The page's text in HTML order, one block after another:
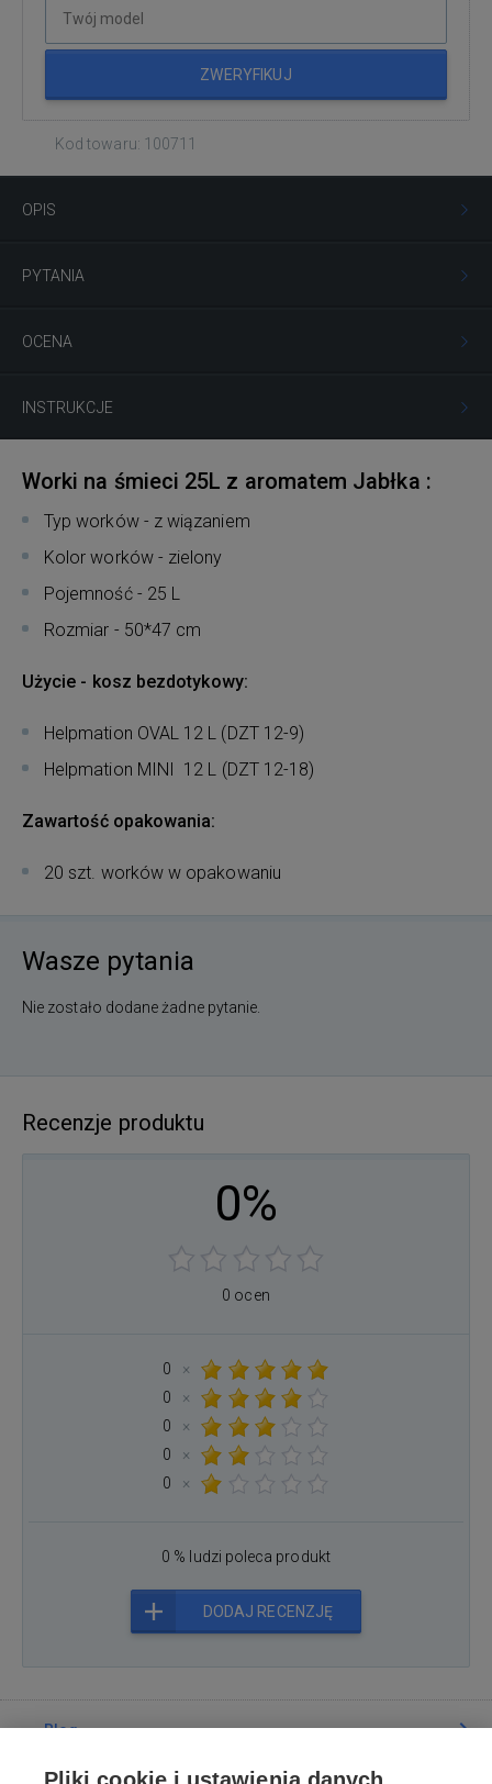
ZWERYFIKUJ
Kod towaru: 100711
OPIS
PYTANIA
OCENA
INSTRUKCJE
Worki na śmieci 25L z aromatem Jabłka :
Typ worków - z wiązaniem
Kolor worków - zielony
Pojemność - 25 L
Rozmiar - 50*47 cm
Użycie - kosz bezdotykowy:
Helpmation OVAL 12 L (DZT 12-9)
Helpmation MINI 12 L (DZT 12-18)
Zawartość opakowania:
20 szt. worków w opakowaniu
Wasze pytania
Nie zostało dodane żadne pytanie.
Recenzje produktu
0%
0 ocen
0
×
0
×
0
×
0
×
0
×
0 % ludzi poleca produkt
DODAJ RECENZJĘ
Blog